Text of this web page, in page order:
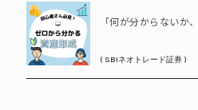
PR
( SBIネオトレード証券 )